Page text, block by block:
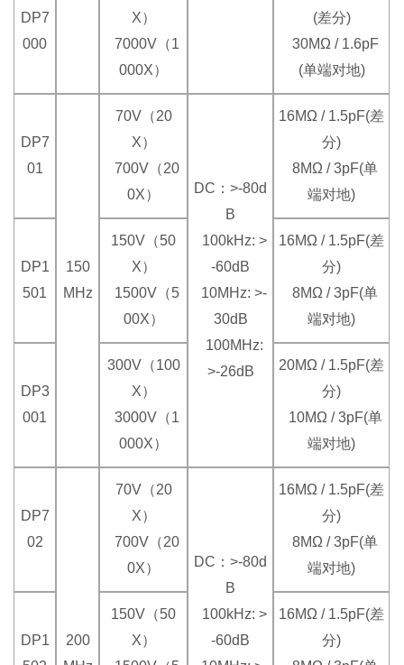
DP7
000
X）
7000V（1
000X）
(差分)
30MΩ / 1.6pF
(单端对地)
DP7
01
150
MHz
70V（20
X）
700V（20
0X）
DC：>-80d
B
100kHz: >
-60dB
10MHz: >-
30dB
100MHz:
>-26dB
16MΩ / 1.5pF(差
分)
8MΩ / 3pF(单
端对地)
DP1
501
150V（50
X）
1500V（5
00X）
16MΩ / 1.5pF(差
分)
8MΩ / 3pF(单
端对地)
DP3
001
300V（100
X）
3000V（1
000X）
20MΩ / 1.5pF(差
分)
10MΩ / 3pF(单
端对地)
DP7
02
200
70V（20
X）
700V（20
0X）
DC：>-80d
B
100kHz: >
-60dB
16MΩ / 1.5pF(差
分)
8MΩ / 3pF(单
端对地)
DP1
150V（50
X）
16MΩ / 1.5pF(差
分)